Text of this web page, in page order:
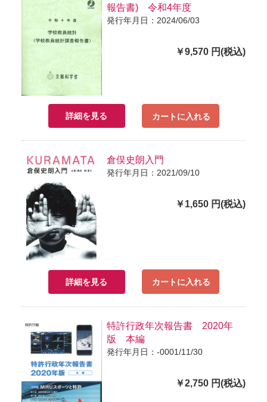
報告書) 令和4年度
発行年月日：2024/06/03
￥9,570 円(税込)
詳細を見る カートに入れる
倉俣史朗入門
発行年月日：2021/09/10
￥1,650 円(税込)
詳細を見る カートに入れる
特許行政年次報告書 2020年
版 本編
発行年月日：-0001/11/30
￥2,750 円(税込)